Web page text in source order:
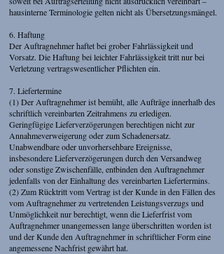
hausinterne Terminologie gelten nicht als Übersetzungsmängel.
6. Haftung
Der Auftragnehmer haftet bei grober Fahrlässigkeit und
Vorsatz. Die Haftung bei leichter Fahrlässigkeit tritt nur bei
Verletzung vertragswesentlicher Pflichten ein.
7. Liefertermine
(1) Der Auftragnehmer ist bemüht, alle Aufträge innerhalb des
schriftlich vereinbarten Zeitrahmens zu erledigen.
Geringfügige Lieferverzögerungen berechtigen nicht zur
Annahmeverweigerung oder zum Schadenersatz.
Unabwendbare oder unvorhersehbare Ereignisse,
insbesondere Lieferverzögerungen durch den Versandweg
oder sonstige Zwischenfälle, entbinden den Auftragnehmer
jedenfalls von der Einhaltung des vereinbarten Liefertermins.
(2) Zum Rücktritt vom Vertrag ist der Kunde in den Fällen des
vom Auftragnehmer zu vertretenden Leistungsverzugs und
Unmöglichkeit nur berechtigt, wenn die Lieferfrist vom
Auftragnehmer unangemessen lange überschritten worden ist
und der Kunde den Auftragnehmer in schriftlicher Form eine
angemessene Nachfrist gewährt hat.